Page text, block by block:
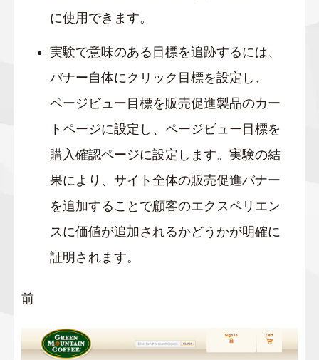
に使用できます。
実験で意味のある目標を追跡するには、
バナー自体にクリック目標を設定し、
ページビュー目標を販売促進製品のカー
トページに設定し、ページビュー目標を
購入確認ページに設定します。実験の結
果により、サイト全体の販売促進バナー
を追加することで顧客のエクスペリエン
スに価値が追加されるかどうかが明確に
証明されます。
前